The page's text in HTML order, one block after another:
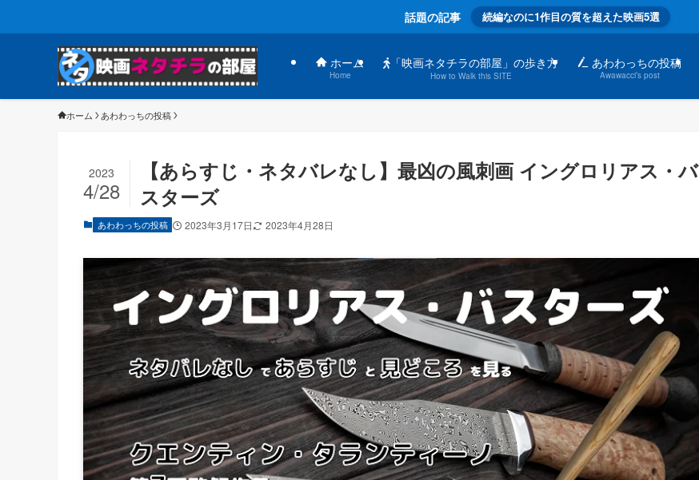
話題の記事 続編なのに1作目の質を超えた映画5選
ホーム
Home
「映画ネタチラの部屋」の歩き方
How to Walk this SITE
あわわっちの投稿
Awawacci’s post
ホーム あわわっちの投稿
【あらすじ・ネタバレなし】最凶の風刺画 イングロリアス・バ
スターズ
2023
4/28
あわわっちの投稿 2023年3月17日 2023年4月28日